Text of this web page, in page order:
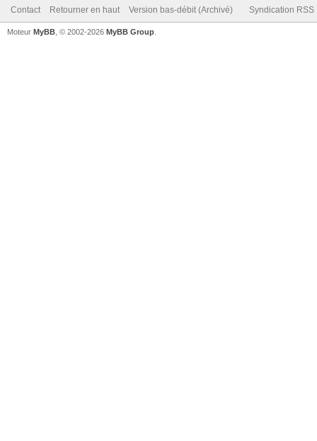
Contact Retourner en haut Version bas-débit (Archivé) Syndication RSS
Moteur MyBB , © 2002-2026 MyBB Group